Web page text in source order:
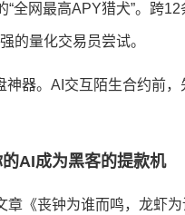
“全网最高APY猎犬”。跨
的量化交易员尝试。
神器。AI交互陌生合约前
AI成为黑客的提款机
章《丧钟为谁而鸣，龙虾